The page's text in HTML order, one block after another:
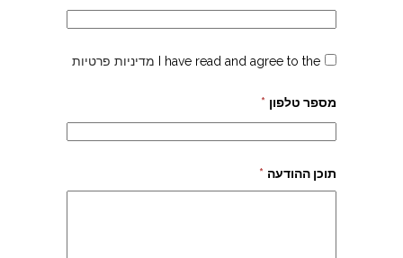
I have read and agree to the מדיניות פרטיות
מספר טלפון *
תוכן ההודעה *